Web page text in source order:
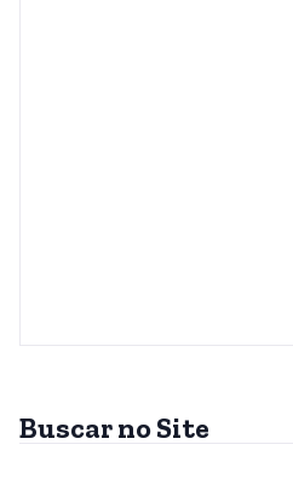
Buscar no Site